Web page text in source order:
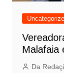
Malafaia
Da